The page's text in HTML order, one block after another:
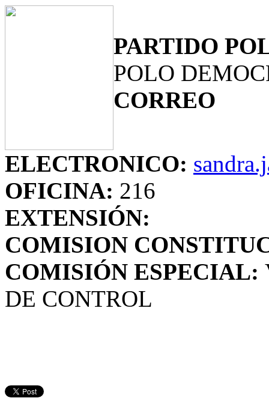
PARTIDO
POLO
CORREO
ELECTRONICO:
OFICINA: 216
EXTENSIÓN:
COMISION
COMISIÓN ESPECIAL:
DE CONTROL